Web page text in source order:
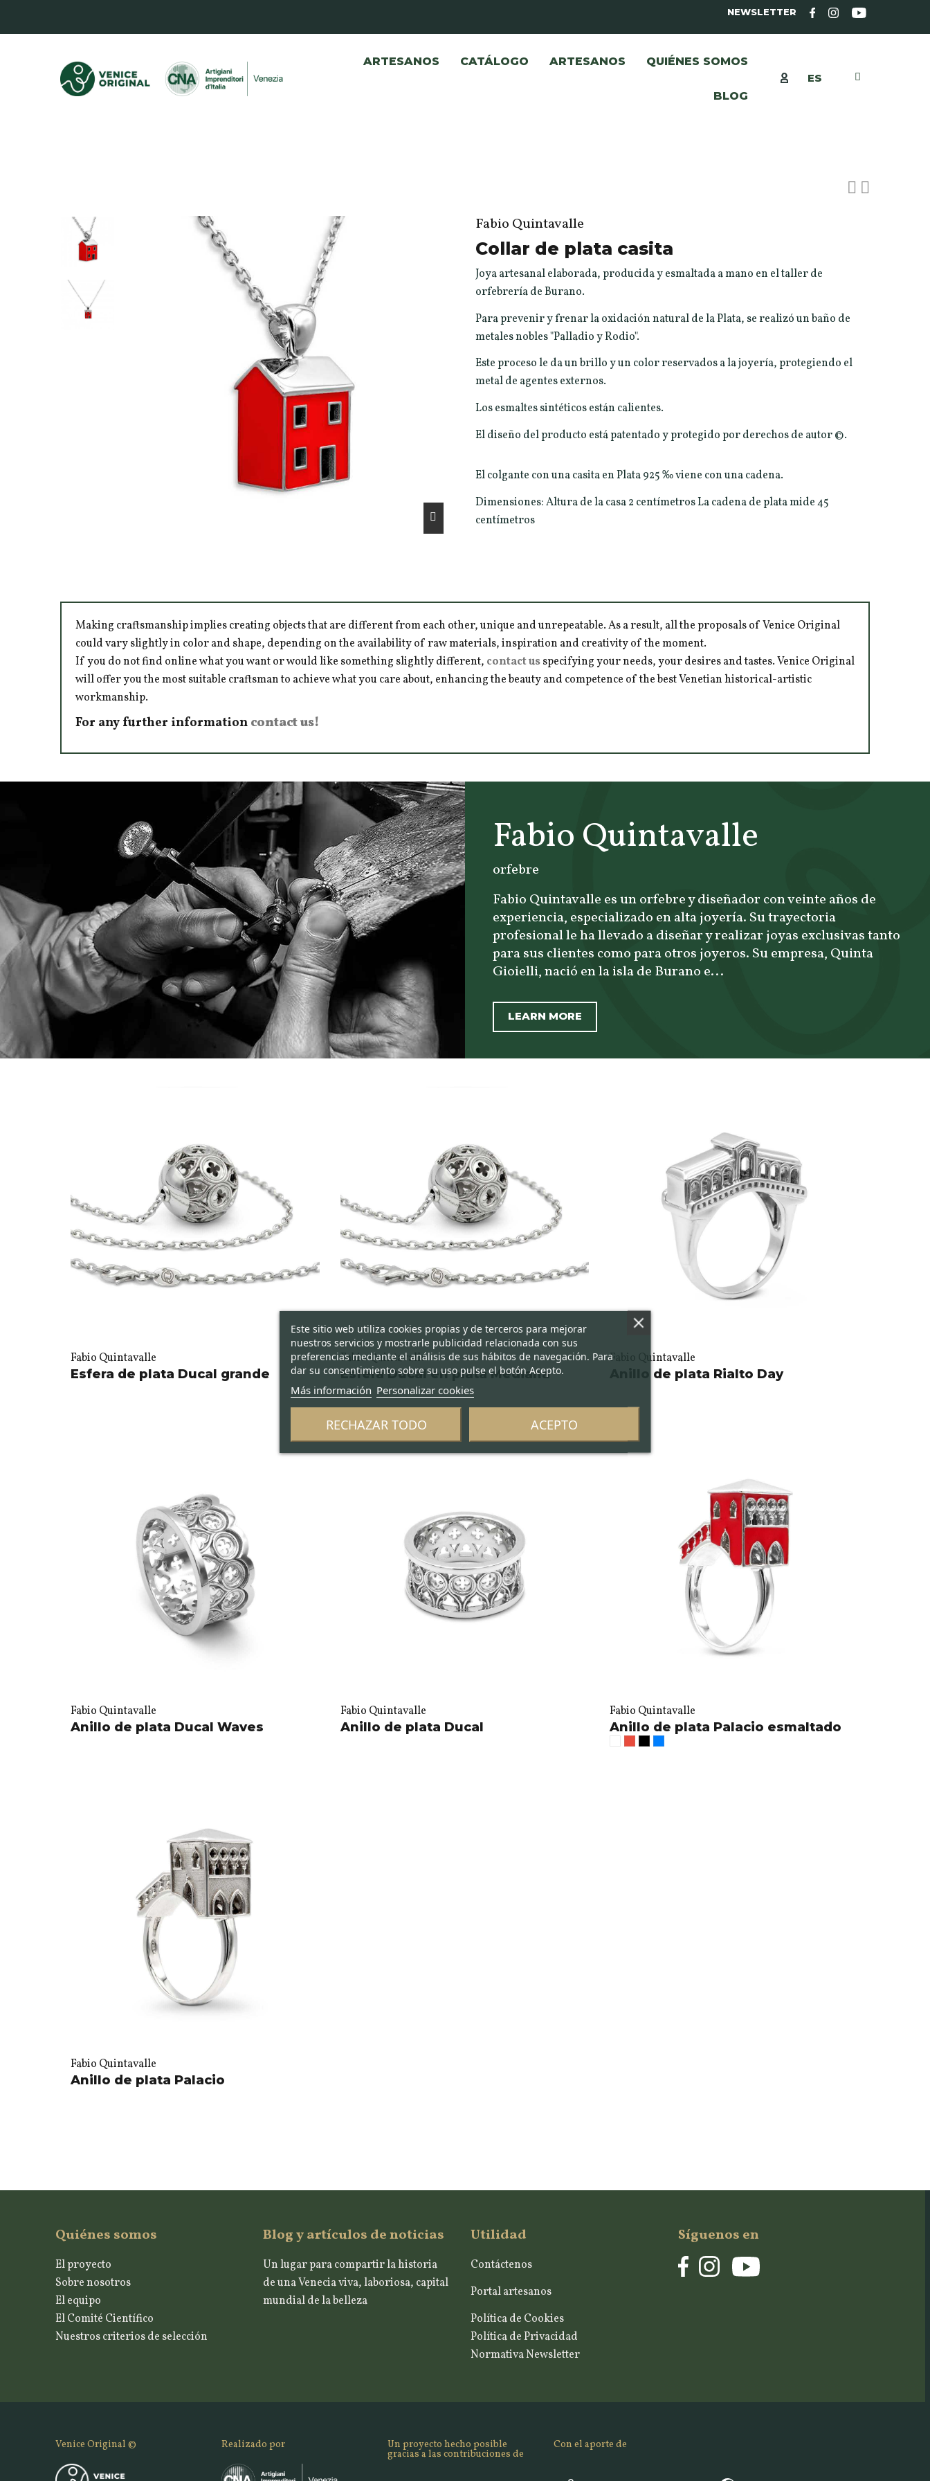
NEWSLETTER
ARTESANOS CATÁLOGO ARTESANOS QUIÉNES SOMOS
BLOG
ES
Fabio Quintavalle
Collar de plata casita
Joya artesanal elaborada, producida y esmaltada a mano en el taller de
orfebrería de Burano.
Para prevenir y frenar la oxidación natural de la Plata, se realizó un baño de
metales nobles "Palladio y Rodio".
Este proceso le da un brillo y un color reservados a la joyería, protegiendo el
metal de agentes externos.
Los esmaltes sintéticos están calientes.
El diseño del producto está patentado y protegido por derechos de autor ©.
El colgante con una casita en Plata 925 ‰ viene con una cadena.
Dimensiones: Altura de la casa 2 centímetros La cadena de plata mide 45
centímetros
Making craftsmanship implies creating objects that are different from each other, unique and unrepeatable. As a result, all the proposals of Venice Original
could vary slightly in color and shape, depending on the availability of raw materials, inspiration and creativity of the moment.
If you do not find online what you want or would like something slightly different, contact usspecifying your needs, your desires and tastes. Venice Original
will offer you the most suitable craftsman to achieve what you care about, enhancing the beauty and competence of the best Venetian historical-artistic
workmanship.
For any further information contact us!
Fabio Quintavalle
orfebre
Fabio Quintavalle es un orfebre y diseñador con veinte años de
experiencia, especializado en alta joyería. Su trayectoria
profesional le ha llevado a diseñar y realizar joyas exclusivas tanto
para sus clientes como para otros joyeros. Su empresa, Quinta
Gioielli, nació en la isla de Burano e...
LEARN MORE
Fabio Quintavalle
Esfera de plata Ducal grande
Fabio Quintavalle
Esfera Ducal en plata Mediana
Fabio Quintavalle
Anillo de plata Rialto Day
Fabio Quintavalle
Anillo de plata Ducal Waves
Fabio Quintavalle
Anillo de plata Ducal
Fabio Quintavalle
Anillo de plata Palacio esmaltado
Fabio Quintavalle
Anillo de plata Palacio
Quiénes somos
El proyecto
Sobre nosotros
El equipo
El Comité Científico
Nuestros criterios de selección
Blog y artículos de noticias
Un lugar para compartir la historia
de una Venecia viva, laboriosa, capital
mundial de la belleza
Utilidad
Contáctenos
Portal artesanos
Política de Cookies
Política de Privacidad
Normativa Newsletter
Síguenos en
Venice Original © Realizado por Un proyecto hecho posible
gracias a las contribuciones de
Con el aporte de
Este sitio web utiliza cookies propias y de terceros para mejorar
nuestros servicios y mostrarle publicidad relacionada con sus
preferencias mediante el análisis de sus hábitos de navegación. Para
dar su consentimiento sobre su uso pulse el botón Acepto.
Más información Personalizar cookies
RECHAZAR TODO ACEPTO